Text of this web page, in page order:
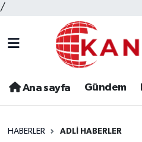
/
Ana sayfa Gündem
HABERLER ADLI HABERLER